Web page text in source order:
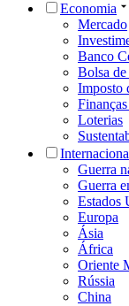
Economia
Mercado
Banco
Bolsa
Imposto
Loterias
Guerra
Guerra
Estados
Europa
Ásia
África
Oriente
Rússia
China